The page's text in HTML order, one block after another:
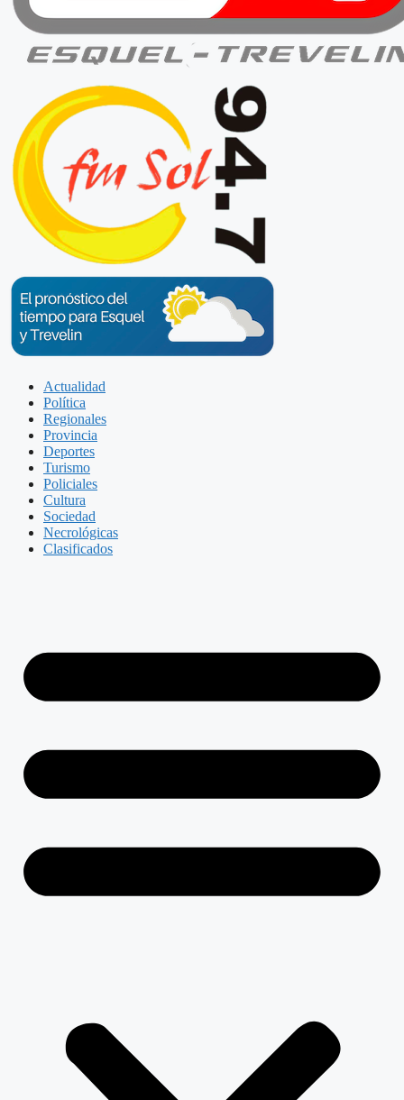
Actualidad
Política
Regionales
Provincia
Deportes
Turismo
Policiales
Cultura
Sociedad
Necrológicas
Clasificados